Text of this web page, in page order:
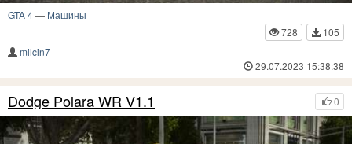
GTA 4— Машины
728
105
milcin7
29.07.2023 15:38:38
0
Dodge Polara WR V1.1